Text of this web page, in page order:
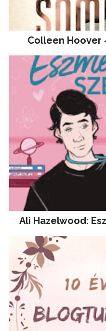
Colleen Hoover
Ali Hazelwood: